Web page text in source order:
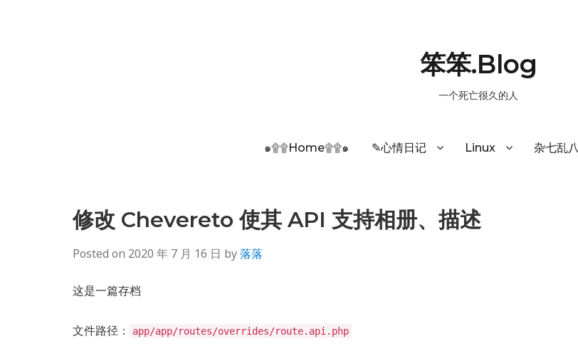
笨笨.Blog
一个死亡很久的人
๑۩۩Home۩۩๑ ✎心情日记 Linux 杂七乱八
修改 Chevereto 使其 API 支持相册、描述
Posted on 2020 年 7 月 16 日 by落落
这是一篇存档
文件路径： app/app/routes/overrides/route.api.php